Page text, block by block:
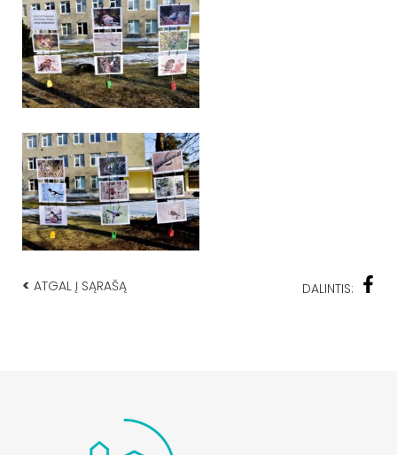
< ATGAL Į SĄRAŠĄ DALINTIS: